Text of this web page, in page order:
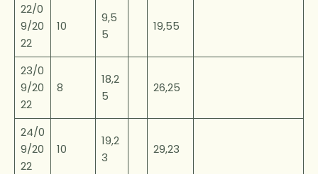
22/0
9/20
22
10
9,5
5
19,55
23/0
9/20
22
8
18,2
5
26,25
24/0
9/20
22
10
19,2
3
29,23